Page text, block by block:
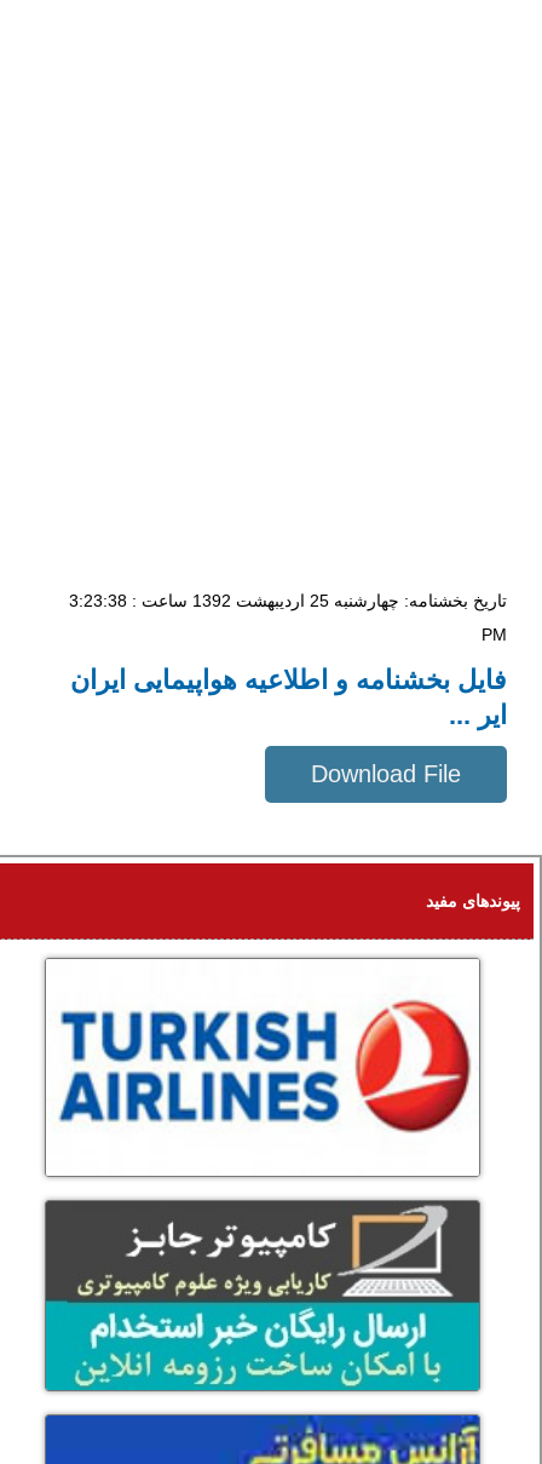
تاریخ بخشنامه: چهار‌شنبه 25 اردیبهشت 1392 ساعت : 3:23:38
PM
فایل بخشنامه و اطلاعیه هواپیمایی ایران
ایر ...
Download File
پیوندهای مفید